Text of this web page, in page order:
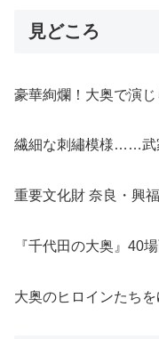
見どころ
豪華絢爛！大奥で演
繊細な刺繡模様……武
重要文化財 奈良・興
『千代田の大奥』40
大奥のヒロインたち